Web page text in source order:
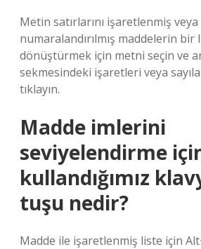
Metin satırlarını işaretlenmiş veya
numaralandırılmış maddelerin bir
dönüştürmek için metni seçin ve
sekmesindeki işaretleri veya
tıklayın.
Madde imlerini
seviyelendirme
kullandığımız
tuşu nedir?
Madde ile işaretlenmiş liste için